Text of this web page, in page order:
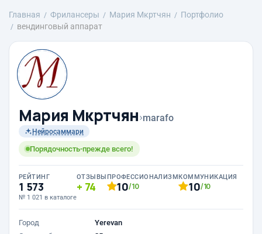
Главная Фрилансеры Mария Мкртчян
Портфолио
вендинговый аппарат
Mария Мкртчян›marafo
Нейросаммари
Порядочность-прежде всего!
РЕЙТИНГ
1 573
№ 1 021 в каталоге
ОТЗЫВЫ
74
ПРОФЕССИОНАЛИЗМ
10/10
КОММУНИКАЦИЯ
10/10
Город
Yerevan